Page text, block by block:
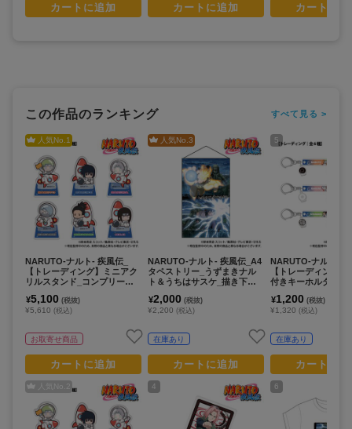
カートに追加 カートに追加 カートに
この作品のランキング すべて見る >
人気No.1
NARUTO-ナルト- 疾風伝_
【トレーディング】ミニアク
リルスタンド_コンプリート
¥5,100 (税抜)
¥5,610 (税込)
お取寄せ商品
カートに追加
人気No. 2
人気No.3
NARUTO-ナルト- 疾風伝_A4
タペストリー_うずまきナル
ト＆うちはサスケ_描き下ろ
¥2,000 (税抜)
¥2,200 (税込)
在庫あり
カートに追加
4
5
NARUTO-ナルト-
【トレーディング】
付きキーホルダー
¥1,200 (税抜)
¥1,320 (税込)
在庫あり
カートに
6